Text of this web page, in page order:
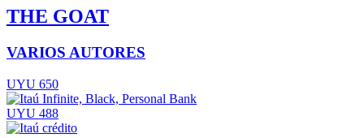
THE GOAT
VARIOS AUTORES
UYU 650
UYU 488